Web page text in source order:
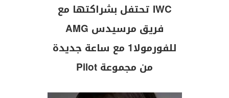
IWC تحتفل بشراكتها مع
فريق مرسيدس AMG
للفورمولا1 مع ساعة جديدة
من مجموعة Pilot